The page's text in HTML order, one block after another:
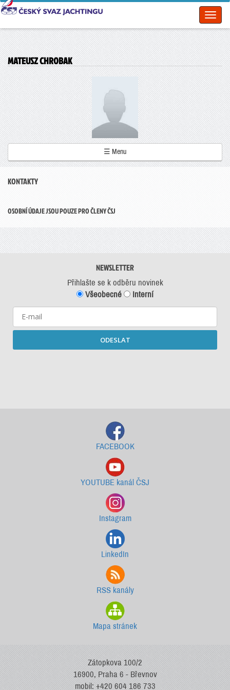
MATEUSZ CHROBAK
☰ Menu
KONTAKTY
OSOBNÍ ÚDAJE JSOU POUZE PRO ČLENY ČSJ
NEWSLETTER
Přihlašte se k odběru novinek
Všeobecné
Interní
ODESLAT
FACEBOOK
YOUTUBE kanál ČSJ
Instagram
LinkedIn
RSS kanály
Mapa stránek
Zátopkova 100/2
16900, Praha 6 - Břevnov
mobil: +420 604 186 733